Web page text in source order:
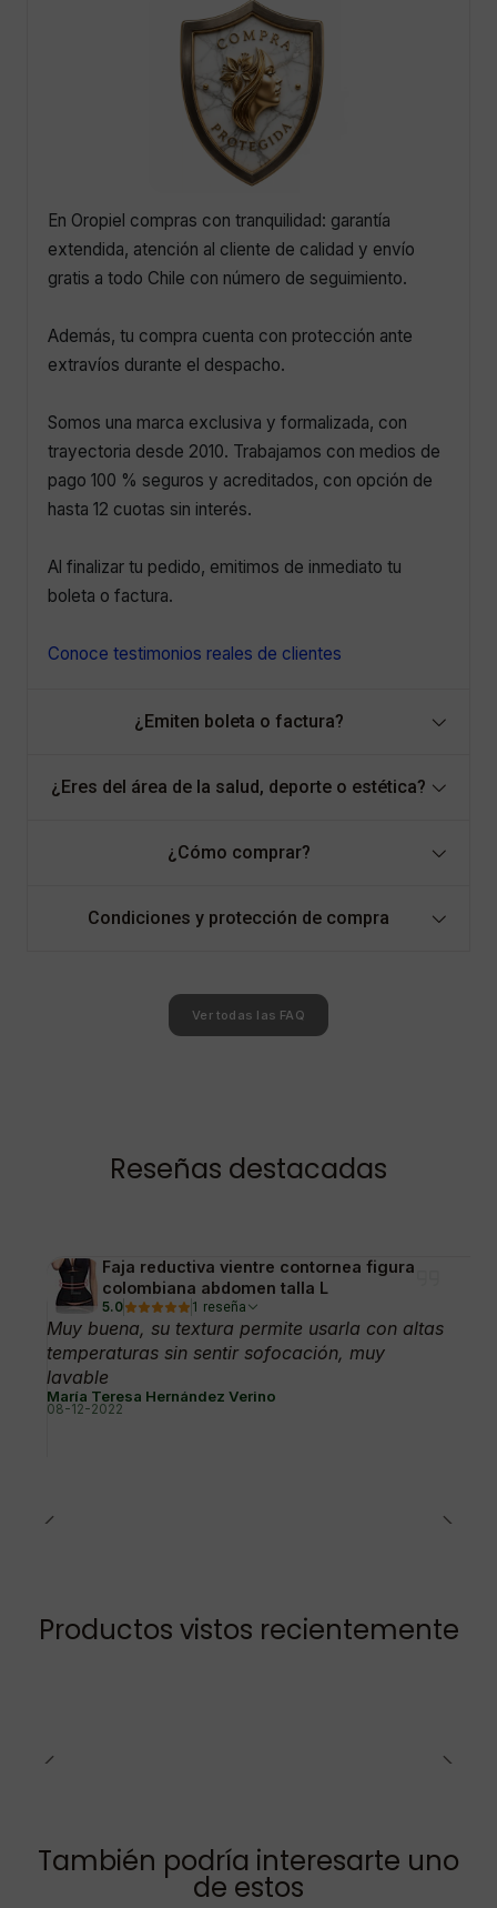
En Oropiel compras con tranquilidad: garantía
extendida, atención al cliente de calidad y envío
gratis a todo Chile con número de seguimiento.
Además, tu compra cuenta con protección ante
extravíos durante el despacho.
Somos una marca exclusiva y formalizada, con
trayectoria desde 2010. Trabajamos con medios de
pago 100 % seguros y acreditados, con opción de
hasta 12 cuotas sin interés.
Al finalizar tu pedido, emitimos de inmediato tu
boleta o factura.
Conoce testimonios reales de clientes
¿Emiten boleta o factura?
¿Eres del área de la salud, deporte o estética?
¿Cómo comprar?
Condiciones y protección de compra
Ver todas las FAQ
Reseñas destacadas
Faja reductiva vientre contornea figura
colombiana abdomen talla L
5.0 1 reseña
Muy buena, su textura permite usarla con altas
temperaturas sin sentir sofocación, muy
lavable
María Teresa Hernández Verino
08-12-2022
Productos vistos recientemente
También podría interesarte uno
de estos